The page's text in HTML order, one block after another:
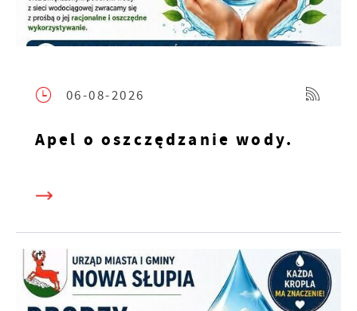
06-08-2026
Apel o oszczędzanie wody.